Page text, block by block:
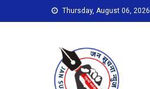
to
Thursday, August 06, 2026